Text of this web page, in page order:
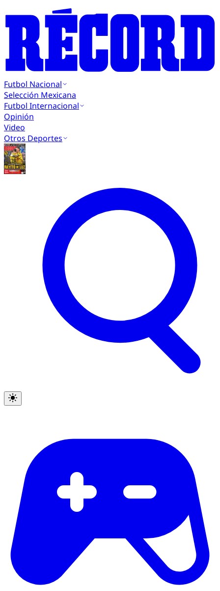
Futbol Nacional
Selección Mexicana
Futbol Internacional
Opinión
Video
Otros Deportes